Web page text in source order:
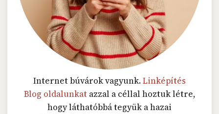
Internet búvárok vagyunk.Linképítés
Blog oldalunkatazzal a céllal hoztuk létre,
hogy láthatóbbá tegyük a hazai